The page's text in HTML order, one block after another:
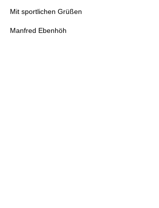
Mit sportlichen Grüßen
Manfred Ebenhöh